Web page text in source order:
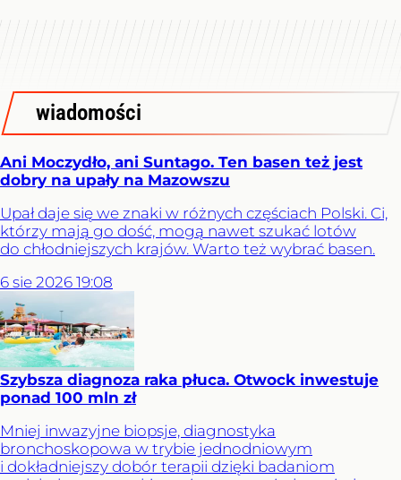
wiadomości
Ani Moczydło, ani Suntago. Ten basen też jest
dobry na upały na Mazowszu
Upał daje się we znaki w różnych częściach Polski. Ci,
którzy mają go dość, mogą nawet szukać lotów
do chłodniejszych krajów. Warto też wybrać basen.
6 sie 2026 19:08
Szybsza diagnoza raka płuca. Otwock inwestuje
ponad 100 mln zł
Mniej inwazyjne biopsje, diagnostyka
bronchoskopowa w trybie jednodniowym
i dokładniejszy dobór terapii dzięki badaniom